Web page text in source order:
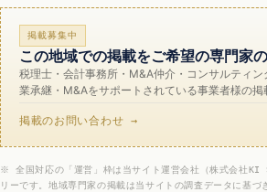
掲載募集中
この地域での掲載をご希望の専門家
税理士・会計事務所・M&A仲介・コンサルティ
業承継・M&Aをサポートされている事業者様の掲
掲載のお問い合わせ →
※ 全国対応の「運営」枠は当サイト運営会社（株式会社
リーです。地域専門家の掲載は当サイトの調査データに基づ